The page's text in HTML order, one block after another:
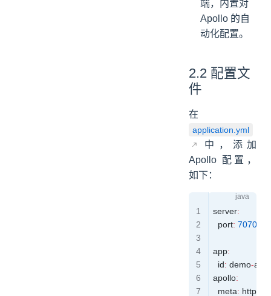
端，内置对
Apollo 的自
动化配置。
2.2 配置文
件
在
application.yml
中，添加
Apollo 配置，
如下：
server:
  port
: 7070
app:
  id
: demo-
apollo:
  meta
: http